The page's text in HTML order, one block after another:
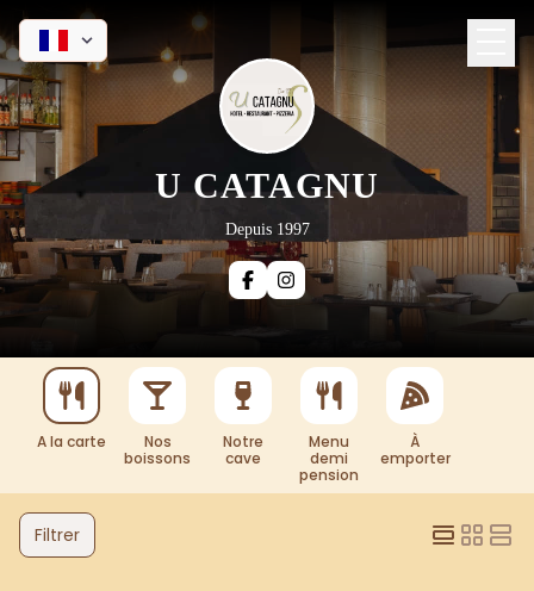
U CATAGNU
Depuis 1997
A la carte
Nos
boissons
Notre
cave
Menu
demi
pension
À
emporter
Filtrer